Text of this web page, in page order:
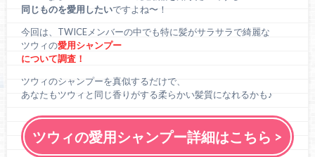
同じものを愛用したいですよね〜！
今回は、TWICEメンバーの中でも特に髪がサラサラで綺麗な
ツウィの愛用シャンプー
について調査！
ツウィのシャンプーを真似するだけで、
あなたもツウィと同じ香りがする柔らかい髪質になれるかも♪
ツウィの愛用シャンプー詳細はこちら >